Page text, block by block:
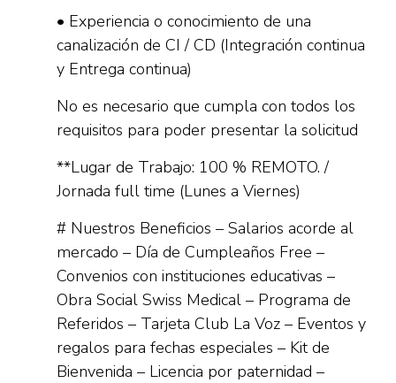
• Experiencia o conocimiento de una
canalización de CI / CD (Integración continua
y Entrega continua)
No es necesario que cumpla con todos los
requisitos para poder presentar la solicitud
**Lugar de Trabajo: 100 % REMOTO. /
Jornada full time (Lunes a Viernes)
# Nuestros Beneficios – Salarios acorde al
mercado – Día de Cumpleaños Free –
Convenios con instituciones educativas –
Obra Social Swiss Medical – Programa de
Referidos – Tarjeta Club La Voz – Eventos y
regalos para fechas especiales – Kit de
Bienvenida – Licencia por paternidad –